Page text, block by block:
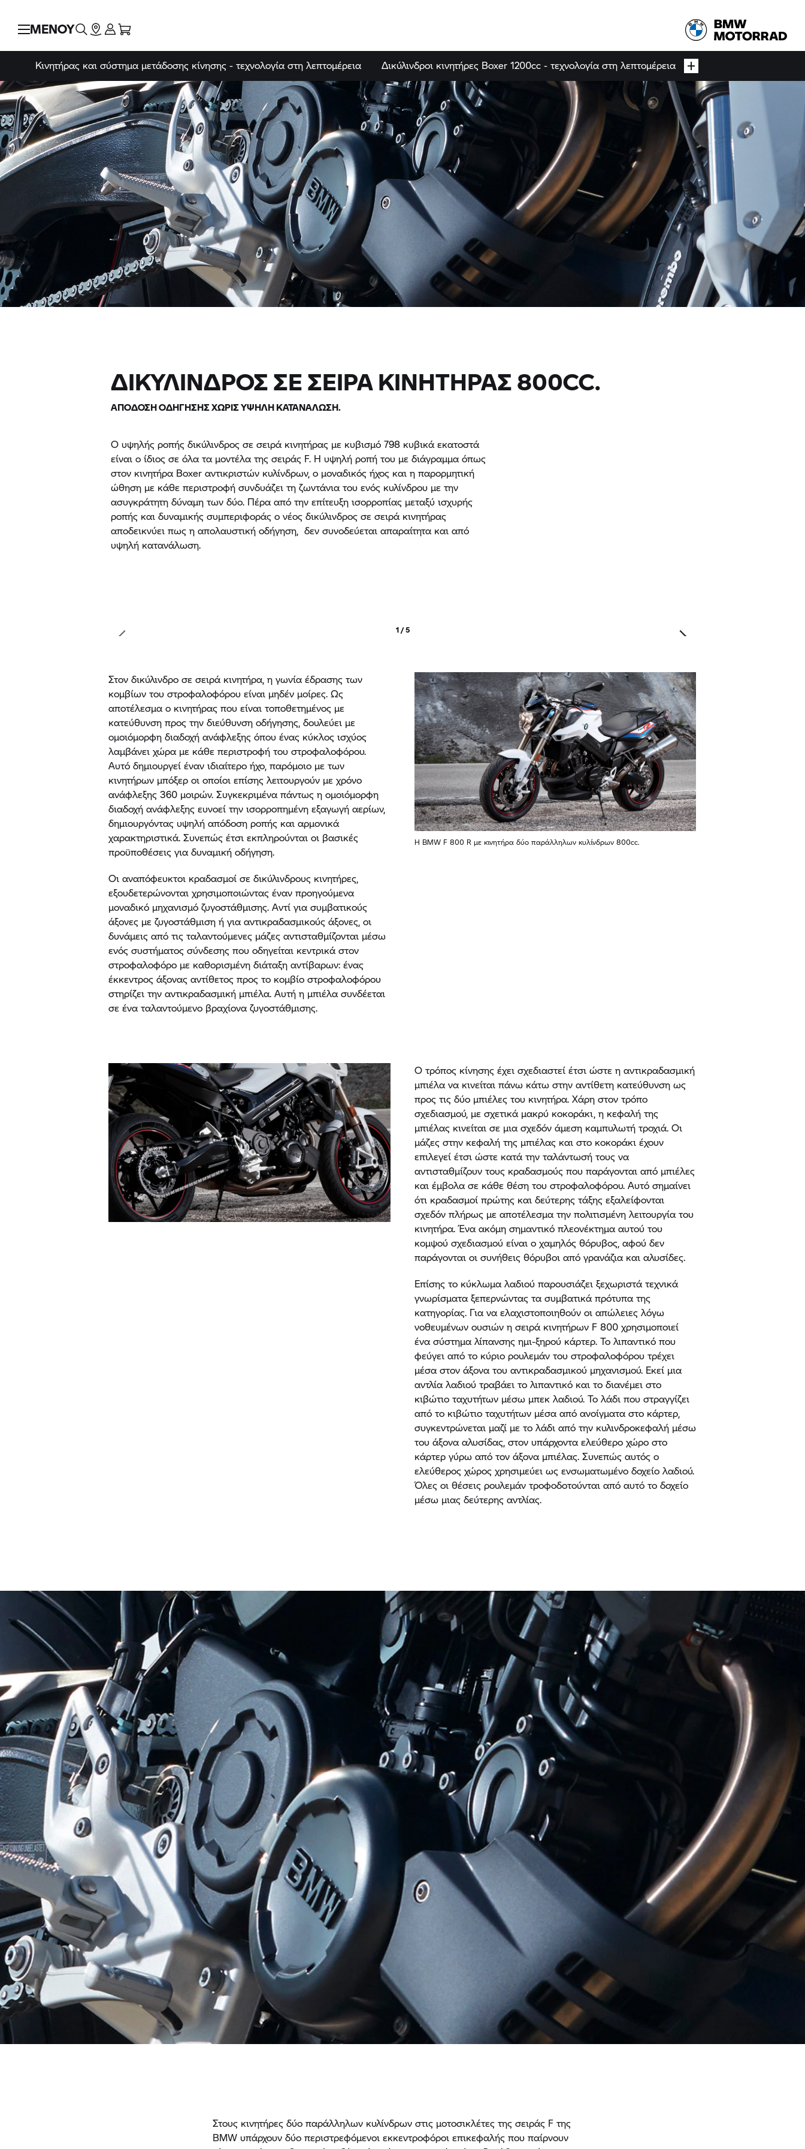
ΜΕΝΟΥ
Κινητήρας και σύστημα μετάδοσης κίνησης - τεχνολογία στη λεπτομέρεια Δικύλινδροι κινητήρες Boxer 1200cc - τεχνολογία στη λεπτομέρεια
ΔΙΚΥΛΙΝΔΡΟΣ ΣΕ ΣΕΙΡΑ ΚΙΝΗΤΗΡΑΣ 800CC.
ΑΠΟΔΟΣΗ ΟΔΗΓΗΣΗΣ ΧΩΡΙΣ ΥΨΗΛΗ ΚΑΤΑΝΑΛΩΣΗ.
Ο υψηλής ροπής δικύλινδρος σε σειρά κινητήρας με κυβισμό 798 κυβικά εκατοστά
είναι ο ίδιος σε όλα τα μοντέλα της σειράς F. Η υψηλή ροπή του με διάγραμμα όπως
στον κινητήρα Boxer αντικριστών κυλίνδρων, ο μοναδικός ήχος και η παρορμητική
ώθηση με κάθε περιστροφή συνδυάζει τη ζωντάνια του ενός κυλίνδρου με την
ασυγκράτητη δύναμη των δύο. Πέρα από την επίτευξη ισορροπίας μεταξύ ισχυρής
ροπής και δυναμικής συμπεριφοράς ο νέος δικύλινδρος σε σειρά κινητήρας
αποδεικνύει πως η απολαυστική οδήγηση, δεν συνοδεύεται απαραίτητα και από
υψηλή κατανάλωση.
1 / 5
Η BMW F 800 Rμε κινητήρα δύο παράλληλων κυλίνδρων 800cc.
Στον δικύλινδρο σε σειρά κινητήρα, η γωνία έδρασης των
κομβίων του στροφαλοφόρου είναι μηδέν μοίρες. Ως
αποτέλεσμα ο κινητήρας που είναι τοποθετημένος με
κατεύθυνση προς την διεύθυνση οδήγησης, δουλεύει με
ομοιόμορφη διαδοχή ανάφλεξης όπου ένας κύκλος ισχύος
λαμβάνει χώρα με κάθε περιστροφή του στροφαλοφόρου.
Αυτό δημιουργεί έναν ιδιαίτερο ήχο, παρόμοιο με των
κινητήρων μπόξερ οι οποίοι επίσης λειτουργούν με χρόνο
ανάφλεξης 360 μοιρών. Συγκεκριμένα πάντως η ομοιόμορφη
διαδοχή ανάφλεξης ευνοεί την ισορροπημένη εξαγωγή αερίων,
δημιουργόντας υψηλή απόδοση ροπής και αρμονικά
χαρακτηριστικά. Συνεπώς έτσι εκπληρούνται οι βασικές
προϋποθέσεις για δυναμική οδήγηση.
Οι αναπόφευκτοι κραδασμοί σε δικύλινδρους κινητήρες,
εξουδετερώνονται χρησιμοποιώντας έναν προηγούμενα
μοναδικό μηχανισμό ζυγοστάθμισης. Αντί για συμβατικούς
άξονες με ζυγοστάθμιση ή για αντικραδασμικούς άξονες, οι
δυνάμεις από τις ταλαντούμενες μάζες αντισταθμίζονται μέσω
ενός συστήματος σύνδεσης που οδηγείται κεντρικά στον
στροφαλοφόρο με καθορισμένη διάταξη αντίβαρων: ένας
έκκεντρος άξονας αντίθετος προς το κομβίο στροφαλοφόρου
στηρίζει την αντικραδασμική μπιέλα. Αυτή η μπιέλα συνδέεται
σε ένα ταλαντούμενο βραχίονα ζυγοστάθμισης.
Ο τρόπος κίνησης έχει σχεδιαστεί έτσι ώστε η αντικραδασμική
μπιέλα να κινείται πάνω κάτω στην αντίθετη κατεύθυνση ως
προς τις δύο μπιέλες του κινητήρα. Χάρη στον τρόπο
σχεδιασμού, με σχετικά μακρύ κοκοράκι, η κεφαλή της
μπιέλας κινείται σε μια σχεδόν άμεση καμπυλωτή τροχιά. Οι
μάζες στην κεφαλή της μπιέλας και στο κοκοράκι έχουν
επιλεγεί έτσι ώστε κατά την ταλάντωσή τους να
αντισταθμίζουν τους κραδασμούς που παράγονται από μπιέλες
και έμβολα σε κάθε θέση του στροφαλοφόρου. Αυτό σημαίνει
ότι κραδασμοί πρώτης και δεύτερης τάξης εξαλείφονται
σχεδόν πλήρως με αποτέλεσμα την πολιτισμένη λειτουργία του
κινητήρα. Ένα ακόμη σημαντικό πλεονέκτημα αυτού του
κομψού σχεδιασμού είναι ο χαμηλός θόρυβος, αφού δεν
παράγονται οι συνήθεις θόρυβοι από γρανάζια και αλυσίδες.
Επίσης το κύκλωμα λαδιού παρουσιάζει ξεχωριστά τεχνικά
γνωρίσματα ξεπερνώντας τα συμβατικά πρότυπα της
κατηγορίας. Για να ελαχιστοποιηθούν οι απώλειες λόγω
νοθευμένων ουσιών η σειρά κινητήρων F 800 χρησιμοποιεί
ένα σύστημα λίπανσης ημι-ξηρού κάρτερ. Το λιπαντικό που
φεύγει από το κύριο ρουλεμάν του στροφαλοφόρου τρέχει
μέσα στον άξονα του αντικραδασμικού μηχανισμού. Εκεί μια
αντλία λαδιού τραβάει το λιπαντικό και το διανέμει στο
κιβώτιο ταχυτήτων μέσω μπεκ λαδιού. Το λάδι που στραγγίζει
από το κιβώτιο ταχυτήτων μέσα από ανοίγματα στο κάρτερ,
συγκεντρώνεται μαζί με το λάδι από την κυλινδροκεφαλή μέσω
του άξονα αλυσίδας, στον υπάρχοντα ελεύθερο χώρο στο
κάρτερ γύρω από τον άξονα μπιέλας. Συνεπώς αυτός ο
ελεύθερος χώρος χρησιμεύει ως ενσωματωμένο δοχείο λαδιού.
Όλες οι θέσεις ρουλεμάν τροφοδοτούνται από αυτό το δοχείο
μέσω μιας δεύτερης αντλίας.
Στους κινητήρες δύο παράλληλων κυλίνδρων στις μοτοσικλέτες της σειράς F της
BMW υπάρχουν δύο περιστρεφόμενοι εκκεντροφόροι επικεφαλής που παίρνουν